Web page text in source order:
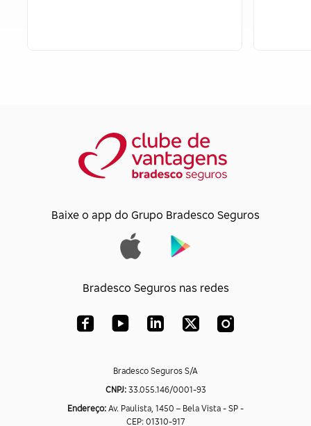
Baixe o app do Grupo Bradesco Seguros
Bradesco Seguros nas redes
Bradesco Seguros S/A
CNPJ:33.055.146/0001-93
Endereço: Av. Paulista, 1450 – Bela Vista - SP -
CEP: 01310-917